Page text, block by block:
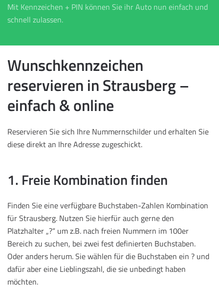
Mit Kennzeichen + PIN können Sie ihr Auto nun einfach und
schnell zulassen.
Wunschkennzeichen
reservieren in Strausberg –
einfach & online
Reservieren Sie sich Ihre Nummernschilder und erhalten Sie
diese direkt an Ihre Adresse zugeschickt.
1. Freie Kombination finden
Finden Sie eine verfügbare Buchstaben-Zahlen Kombination
für Strausberg. Nutzen Sie hierfür auch gerne den
Platzhalter „?“ um z.B. nach freien Nummern im 100er
Bereich zu suchen, bei zwei fest definierten Buchstaben.
Oder anders herum. Sie wählen für die Buchstaben ein ? und
dafür aber eine Lieblingszahl, die sie unbedingt haben
möchten.